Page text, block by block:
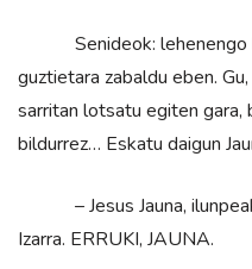
Senideok: lehenengo
guztietara zabaldu eben.
sarritan lotsatu egiten
bildurrez… Eskatu daigun
– Jesus Jauna,
Izarra. ERRUKI, JAUNA.